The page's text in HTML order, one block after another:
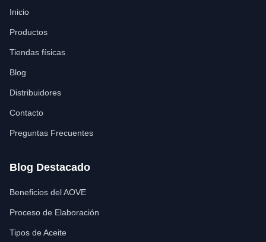
Inicio
Productos
Tiendas físicas
Blog
Distribuidores
Contacto
Preguntas Frecuentes
Blog Destacado
Beneficios del AOVE
Proceso de Elaboración
Tipos de Aceite